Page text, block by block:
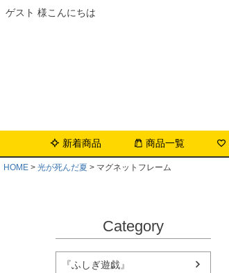
ゲスト 様こんにちは
新着商品 商品一覧
HOME 光が死んだ夏 マグネットフレーム
Category
『ふしぎ遊戯』